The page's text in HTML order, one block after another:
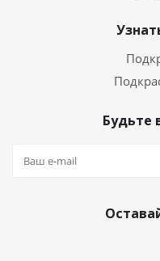
Будьте